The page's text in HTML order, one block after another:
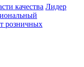
качества Лидер
розничных